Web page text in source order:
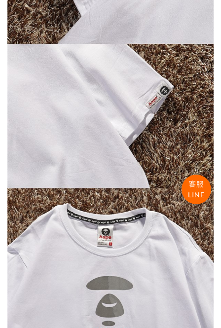
客服
LINE